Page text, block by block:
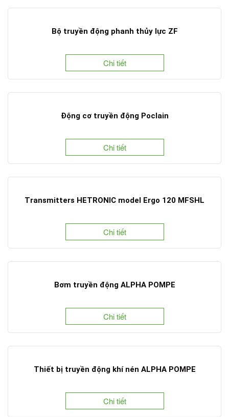
Bộ truyền động phanh thủy lực ZF
Chi tiết
Động cơ truyền động Poclain
Chi tiết
Transmitters HETRONIC model Ergo 120 MFSHL
Chi tiết
Bơm truyền động ALPHA POMPE
Chi tiết
Thiết bị truyền động khí nén ALPHA POMPE
Chi tiết